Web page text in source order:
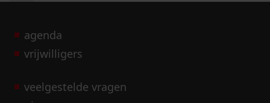
agenda
vrijwilligers
veelgestelde vragen